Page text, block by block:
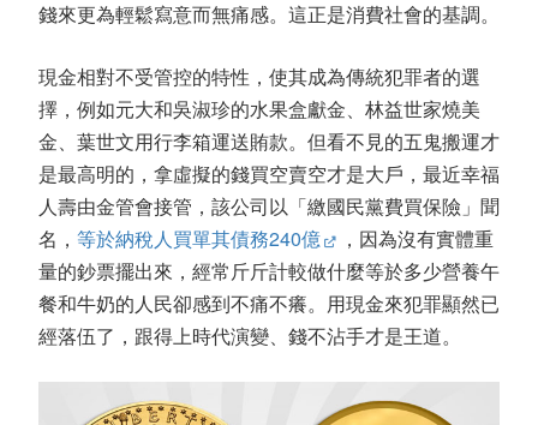
錢來更為輕鬆寫意而無痛感。這正是消費社會的基調。
現金相對不受管控的特性，使其成為傳統犯罪者的選
擇，例如元大和吳淑珍的水果盒獻金、林益世家燒美
金、葉世文用行李箱運送賄款。但看不見的五鬼搬運才
是最高明的，拿虛擬的錢買空賣空才是大戶，最近幸福
人壽由金管會接管，該公司以「繳國民黨費買保險」聞
名， 等於納稅人買單其債務240億
，因為沒有實體重
量的鈔票擺出來，經常斤斤計較做什麼等於多少營養午
餐和牛奶的人民卻感到不痛不癢。用現金來犯罪顯然已
經落伍了，跟得上時代演變、錢不沾手才是王道。